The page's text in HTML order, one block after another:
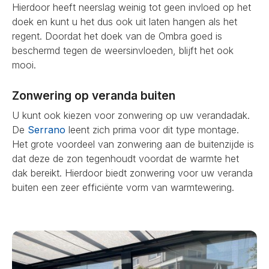
Hierdoor heeft neerslag weinig tot geen invloed op het
doek en kunt u het dus ook uit laten hangen als het
regent. Doordat het doek van de Ombra goed is
beschermd tegen de weersinvloeden, blijft het ook
mooi.
Zonwering op veranda buiten
U kunt ook kiezen voor zonwering op uw verandadak.
De Serrano leent zich prima voor dit type montage.
Het grote voordeel van zonwering aan de buitenzijde is
dat deze de zon tegenhoudt voordat de warmte het
dak bereikt. Hierdoor biedt zonwering voor uw veranda
buiten een zeer efficiënte vorm van warmtewering.